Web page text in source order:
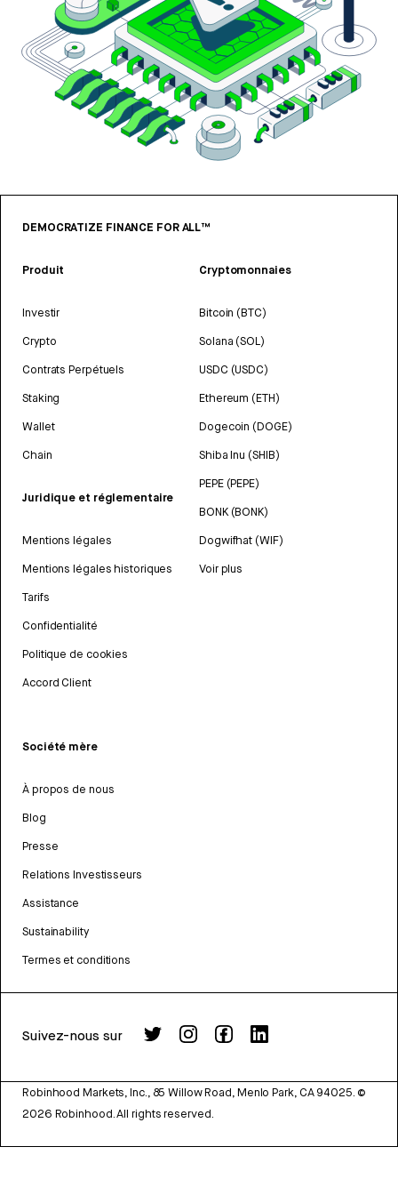
DEMOCRATIZE FINANCE FOR ALL™
Produit
Investir
Crypto
Contrats Perpétuels
Staking
Wallet
Chain
Juridique et réglementaire
Mentions légales
Mentions légales historiques
Tarifs
Confidentialité
Politique de cookies
Accord Client
Cryptomonnaies
Bitcoin (BTC)
Solana (SOL)
USDC (USDC)
Ethereum (ETH)
Dogecoin (DOGE)
Shiba Inu (SHIB)
PEPE (PEPE)
BONK (BONK)
Dogwifhat (WIF)
Voir plus
Société mère
À propos de nous
Blog
Presse
Relations Investisseurs
Assistance
Sustainability
Termes et conditions
Suivez-nous sur
Robinhood Markets, Inc., 85 Willow Road, Menlo Park, CA 94025. ©
2026 Robinhood. All rights reserved.